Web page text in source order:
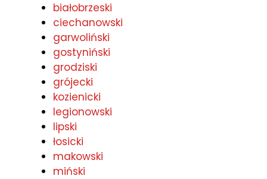
białobrzeski
ciechanowski
garwoliński
gostyniński
grodziski
grójecki
kozienicki
legionowski
lipski
łosicki
makowski
miński